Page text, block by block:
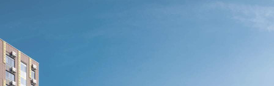
НОВОМИХАЙЛОВСКОЕ
ШОССЕ, Д.1К3